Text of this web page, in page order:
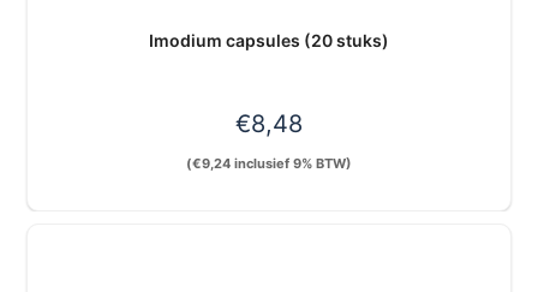
Imodium capsules (20 stuks)
€8,48
(€9,24 inclusief 9% BTW)